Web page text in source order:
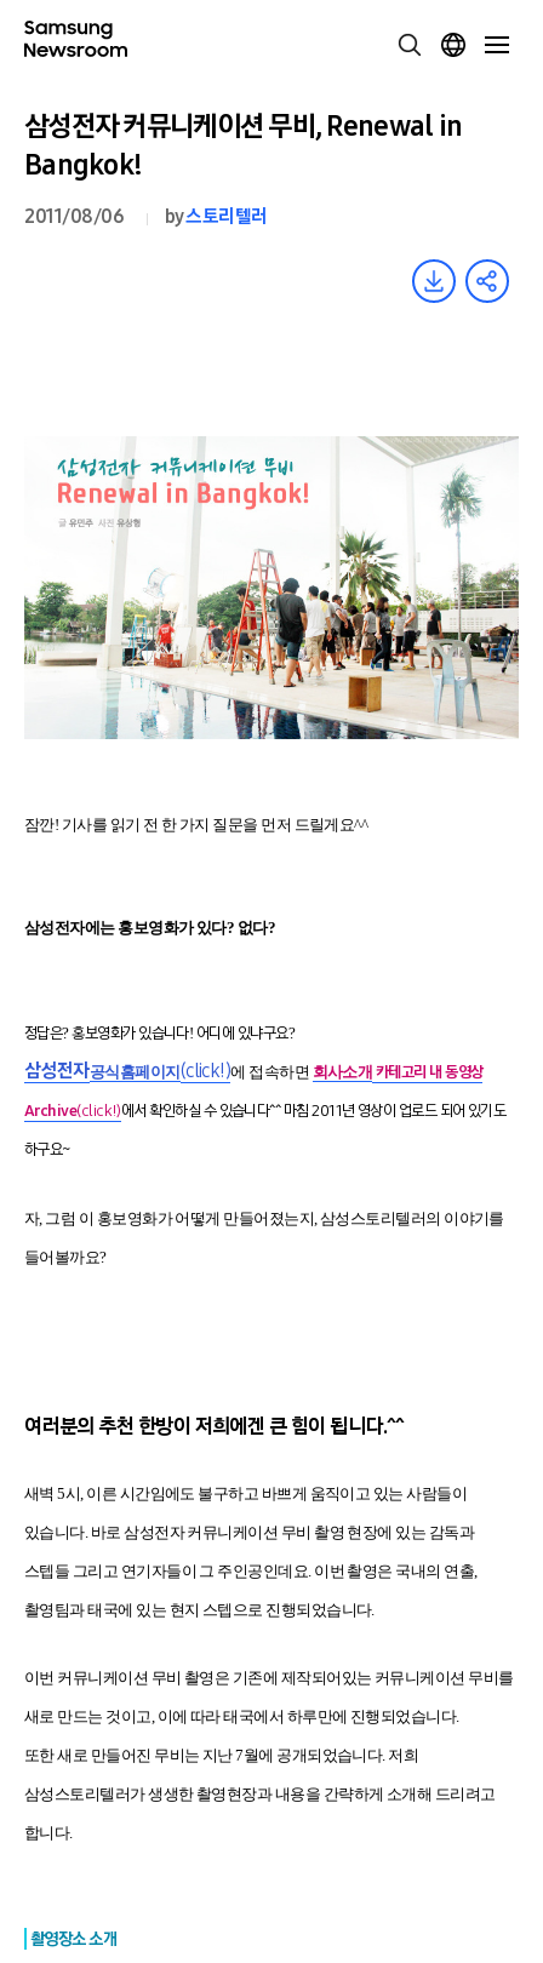
삼성전자 커뮤니케이션 무비, Renewal in
Bangkok!
2011/08/06 by스토리텔러
잠깐! 기사를 읽기 전 한 가지 질문을 먼저 드릴게요^^
삼성전자에는 홍보영화가 있다? 없다?
정답은?홍보영화가 있습니다! 어디에 있냐구요?
삼성전자공식홈페이지(click!)에 접속하면 회사소개 카테고리 내동영상
Archive(click!)에서 확인하실 수 있습니다^^마침2011년 영상이 업로드 되어 있기도
하구요~
자, 그럼 이 홍보영화가 어떻게 만들어졌는지 삼성스토리텔러의 이야기를
들어볼까요?
여러분의 추천 한방이 저희에겐 큰 힘이 됩니다.^^
새벽 5시 이른 시간임에도 불구하고 바쁘게 움직이고 있는 사람들이
있습니다. 바로 삼성전자 커뮤니케이션 무비 촬영 현장에 있는 감독과
스텝들 그리고 연기자들이 그 주인공인데요 이번 촬영은 국내의 연출
촬영팀과 태국에 있는 현지 스텝으로 진행되었습니다.
이번 커뮤니케이션 무비 촬영은 기존에 제작되어있는 커뮤니케이션 무비를
새로 만드는 것이고 이에 따라 태국에서 하루만에 진행되었습니다.
또한새로 만들어진 무비는 지난 7월에 공개되었습니다. 저희
삼성스토리텔러가 생생한 촬영현장과 내용을 간략하게 소개해 드리려고
합니다.
촬영장소 소개